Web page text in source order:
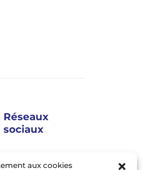
aux cookies
Réseaux
sociaux